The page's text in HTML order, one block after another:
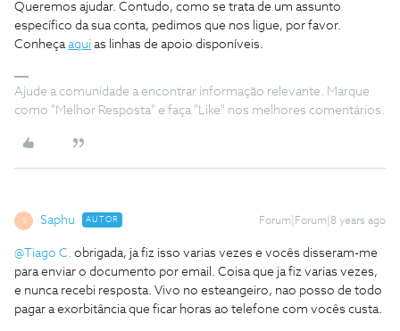
Queremos ajudar. Contudo, como se trata de um assunto
específico da sua conta, pedimos que nos ligue, por favor.
Conheçaaqui as linhas de apoio disponíveis.
Ajude a comunidade a encontrar informação relevante. Marque
como "Melhor Resposta" e faça "Like" nos melhores comentários.
S Saphu AUTOR Forum|Forum|8 years ago
@Tiago C. obrigada, ja fiz isso varias vezes e vocês disseram-me
para enviar o documento por email. Coisa que ja fiz varias vezes,
e nunca recebi resposta. Vivo no esteangeiro, nao posso de todo
pagar a exorbitância que ficar horas ao telefone com vocês custa.